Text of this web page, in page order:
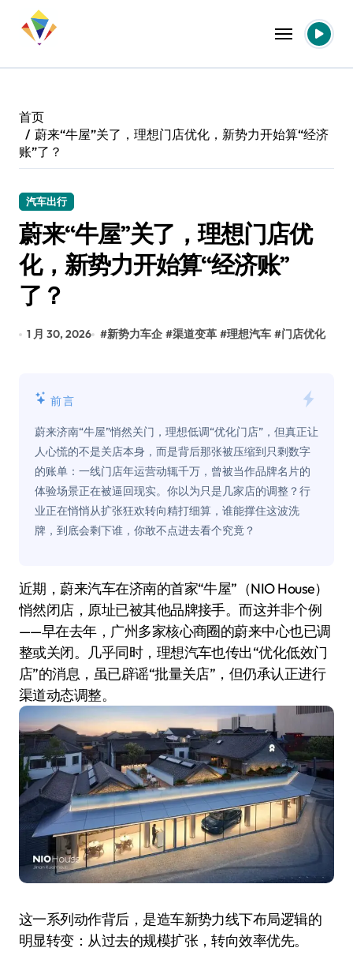
首页
蔚来“牛屋”关了，理想门店优化，新势力开始算“经济
账”了？
汽车出行
蔚来“牛屋”关了，理想门店优
化，新势力开始算“经济账”
了？
1 月 30, 2026 #新势力车企 #渠道变革 #理想汽车 #门店优化
前言
蔚来济南“牛屋”悄然关门，理想低调“优化门店”，但真正让
人心慌的不是关店本身，而是背后那张被压缩到只剩数字
的账单：一线门店年运营动辄千万，曾被当作品牌名片的
体验场景正在被逼回现实。你以为只是几家店的调整？行
业正在悄悄从扩张狂欢转向精打细算，谁能撑住这波洗
牌，到底会剩下谁，你敢不点进去看个究竟？
近期，蔚来汽车在济南的首家“牛屋”（NIO House）
悄然闭店，原址已被其他品牌接手。而这并非个例
——早在去年，广州多家核心商圈的蔚来中心也已调
整或关闭。几乎同时，理想汽车也传出“优化低效门
店”的消息，虽已辟谣“批量关店”，但仍承认正进行
渠道动态调整。
这一系列动作背后，是造车新势力线下布局逻辑的
明显转变：从过去的规模扩张，转向效率优先。